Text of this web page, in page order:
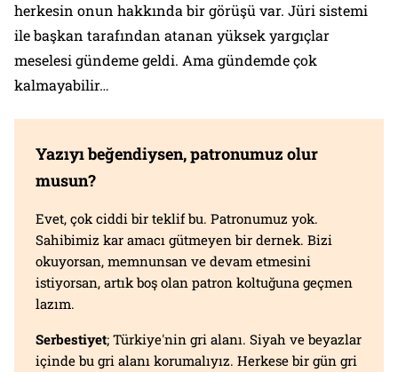
herkesin onun hakkında bir görüşü var. Jüri sistemi
ile başkan tarafından atanan yüksek yargıçlar
meselesi gündeme geldi. Ama gündemde çok
kalmayabilir…
Yazıyı beğendiysen, patronumuz olur
musun?
Evet, çok ciddi bir teklif bu. Patronumuz yok.
Sahibimiz kar amacı gütmeyen bir dernek. Bizi
okuyorsan, memnunsan ve devam etmesini
istiyorsan, artık boş olan patron koltuğuna geçmen
lazım.
Serbestiyet; Türkiye'nin gri alanı. Siyah ve beyazlar
içinde bu gri alanı korumalıyız. Herkese bir gün gri